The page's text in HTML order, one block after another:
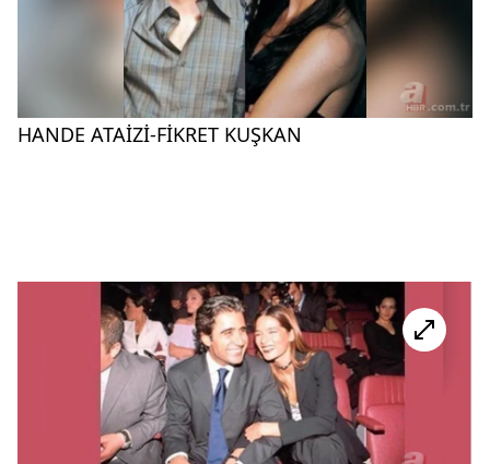
HANDE ATAİZİ-FİKRET KUŞKAN